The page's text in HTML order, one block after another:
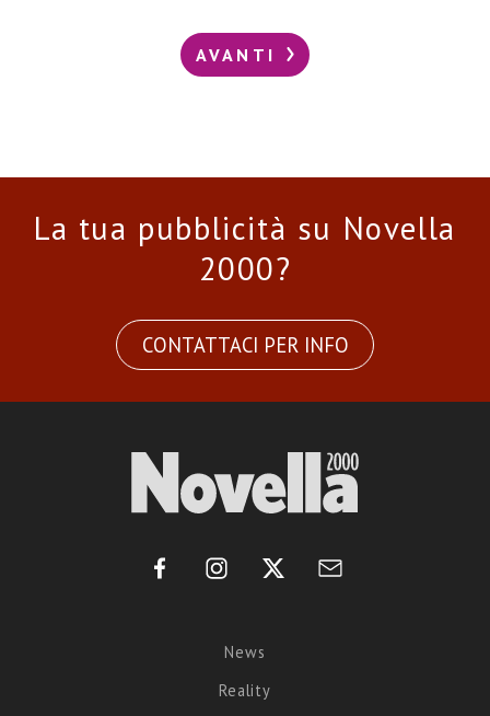
AVANTI
La tua pubblicità su Novella
2000?
CONTATTACI PER INFO
News
Reality